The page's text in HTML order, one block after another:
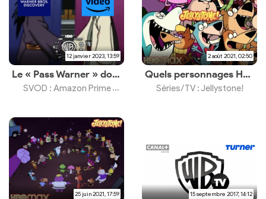
12 janvier 2023, 13:59
Le « Pass Warner » donnera accès à HBO et aux chaînes Warner Bros. Discovery
SVOD : Amazon Prime Vidéo
2 août 2021, 02:50
Quels personnages Hanna-Barbera apparaissent dans la série HBO Max ?
Séries/TV : Jellystone!
25 juin 2021, 17:59 15 septembre 2017, 14:12